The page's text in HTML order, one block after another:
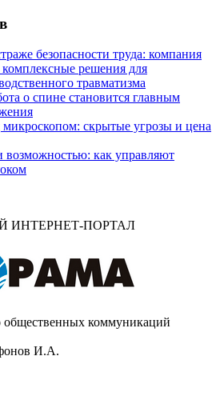
безопасности труда: компания
комплексные решения для
травматизма
о спине становится главным
скрытые угрозы и цена
возможностью: как управляют
ПОРТАЛ
общественных коммуникаций
И.А.